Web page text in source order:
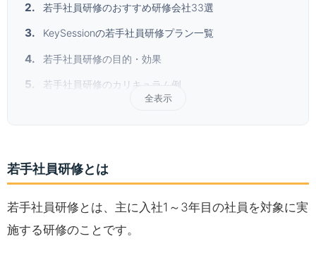
若手社員研修のおすすめ研修会社33選
KeySessionの若手社員研修プラン一覧
若手社員研修の目的・効果
若手社員研修のカリキュラム例
全表示
若手社員研修とは
若手社員研修とは、主に入社1～3年目の社員を対象に実
施する研修のことです。